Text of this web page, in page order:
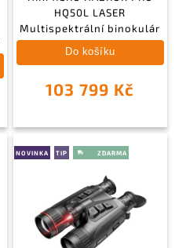
HQ50L LASER
Multispektrální binokulár
103 799 Kč
Do košíku
NOVINKA TIP